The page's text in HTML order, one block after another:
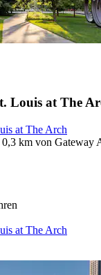
Louis at The
at The Arch
km von Gateway
at The Arch